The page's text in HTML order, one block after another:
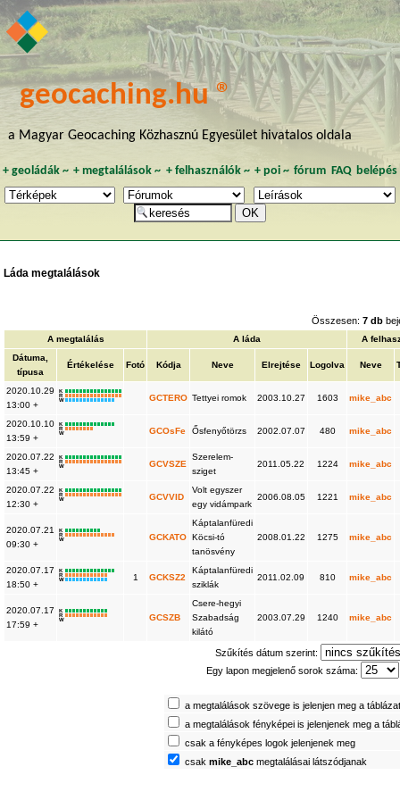
geocaching.hu ®
a Magyar Geocaching Közhasznú Egyesület hivatalos oldala
+ geoládák~ +megtalálások ~ + felhasználók~ + poi~ fórum FAQ belépés
Láda megtalálások
Összesen:7 db
A megtalálás A láda
A
Dátuma,
típusa
Értékelése Fotó Kódja Neve Elrejtése Logolva Neve
2020.10.29
13:00 +
K
R
W
GCTERO Tettyei romok 2003.10.27 1603 mike_abc
2020.10.10
13:59 +
K
R
W
GCOsFe Ősfenyőtörzs 2002.07.07 480 mike_abc
2020.07.22
13:45 +
K
R
W
GCVSZE
Szerelem-
sziget
2011.05.22 1224 mike_abc
2020.07.22
12:30 +
K
R
W
GCVVID
Volt egyszer
egy vidámpark
2006.08.05 1221 mike_abc
2020.07.21
09:30 +
K
R
W
GCKATO
Káptalanfüredi
Köcsi-tó
tanösvény
2008.01.22 1275 mike_abc
2020.07.17
18:50 +
K
R
W
1 GCKSZ2
Káptalanfüredi
sziklák
2011.02.09 810 mike_abc
2020.07.17
17:59 +
K
R
W
GCSZB
Csere-hegyi
Szabadság
kilátó
2003.07.29 1240 mike_abc
Szűkítés dátum szerint:
Egy lapon megjelenő sorok száma:
a megtalálások szövege is jelenjen meg a
a megtalálások fényképei is jelenjenek meg a
csak a fényképes logok jelenjenek meg
csakmike_abc megtalálásai látszódjanak